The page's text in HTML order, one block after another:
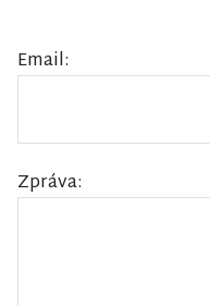
Email:
Zpráva: